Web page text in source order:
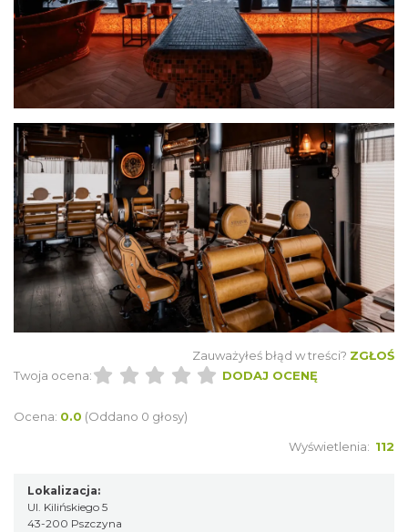
Zauważyłeś błąd w treści? ZGŁOŚ
Twoja ocena:
DODAJ OCENĘ
Ocena: 0.0 (Oddano 0 głosy)
Wyświetlenia: 112
Lokalizacja:
Ul. Kilińskiego 5
43-200 Pszczyna